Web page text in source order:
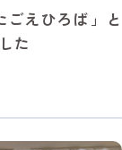
えひろば」と
た